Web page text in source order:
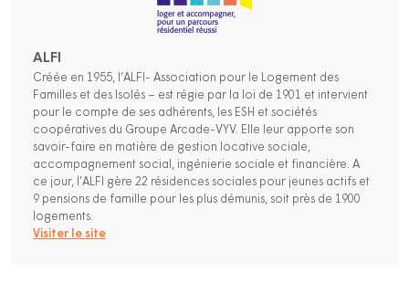
ALFI
Créée en 1955, l’ALFI- Association pour le Logement des
Familles et des Isolés – est régie par la loi de 1901 et intervient
pour le compte de ses adhérents, les ESH et sociétés
coopératives du Groupe Arcade-VYV. Elle leur apporte son
savoir-faire en matière de gestion locative sociale,
accompagnement social, ingénierie sociale et financière. A
ce jour, l’ALFI gère 22 résidences sociales pour jeunes actifs et
9 pensions de famille pour les plus démunis, soit près de 1900
logements.
Visiter le site